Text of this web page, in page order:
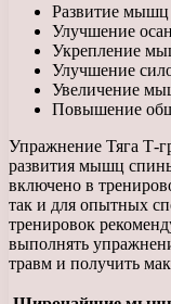
Развитие мышц
Улучшение
Укрепление
Улучшение
Увеличение
Повышение
Упражнение Тяга Т-
развития мышц
включено в
так и для опытных
тренировок
выполнять
травм и получить